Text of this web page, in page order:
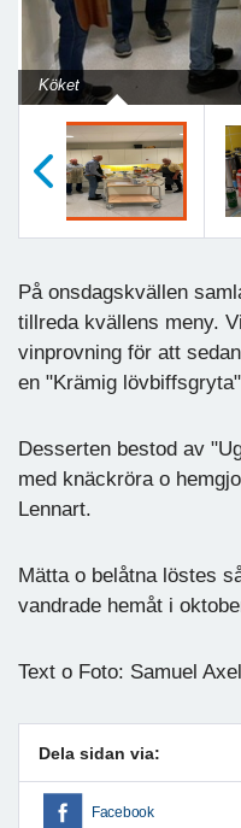
Köket
På onsdagskvällen
tillreda kvällens meny.
vinprovning för att
en "Krämig
Desserten bestod av
med knäckröra o
Lennart.
Mätta o belåtna löstes
vandrade hemåt i
Text o Foto: Samuel
Dela sidan via:
Facebook